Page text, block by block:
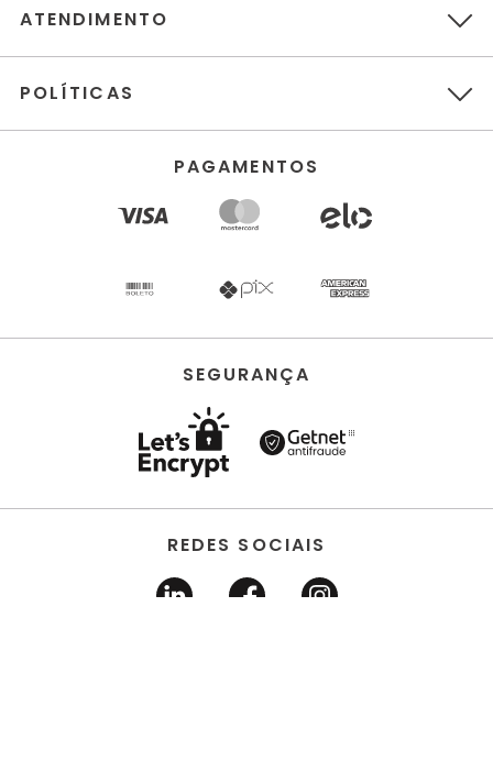
ATENDIMENTO
POLÍTICAS
PAGAMENTOS
SEGURANÇA
REDES SOCIAIS